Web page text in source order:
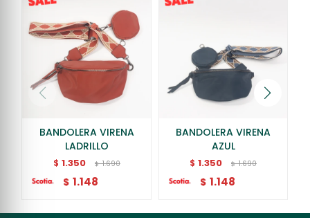
BANDOLERA VIRENA
LADRILLO
$ 1.350 $ 1.690
$ 1.148
BANDOLERA VIRENA
AZUL
$ 1.350 $ 1.690
$ 1.148